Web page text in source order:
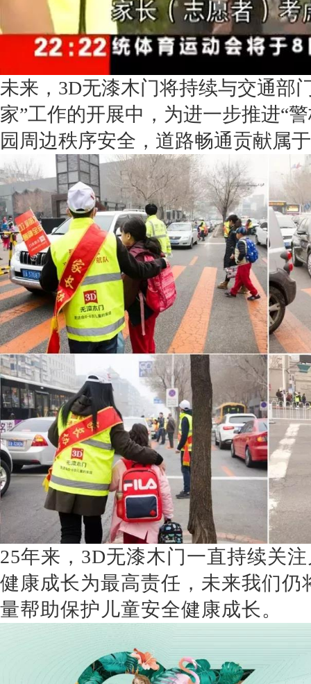
未来，3D无漆木门将持续与交通部
家”工作的开展中， 为进一步推进“
园周边秩序安全，道路畅通贡献属
25年来， 3D无漆木门一直持续关
健康成长为最高责任，未来我们
量帮助保护儿童安全健康成长。